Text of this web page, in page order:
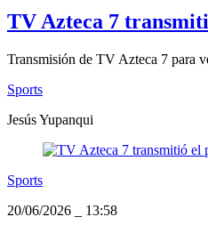
TV Azteca 7
Transmisión de TV Azteca 7 para
Sports
Jesús Yupanqui
Sports
20/06/2026
13:58